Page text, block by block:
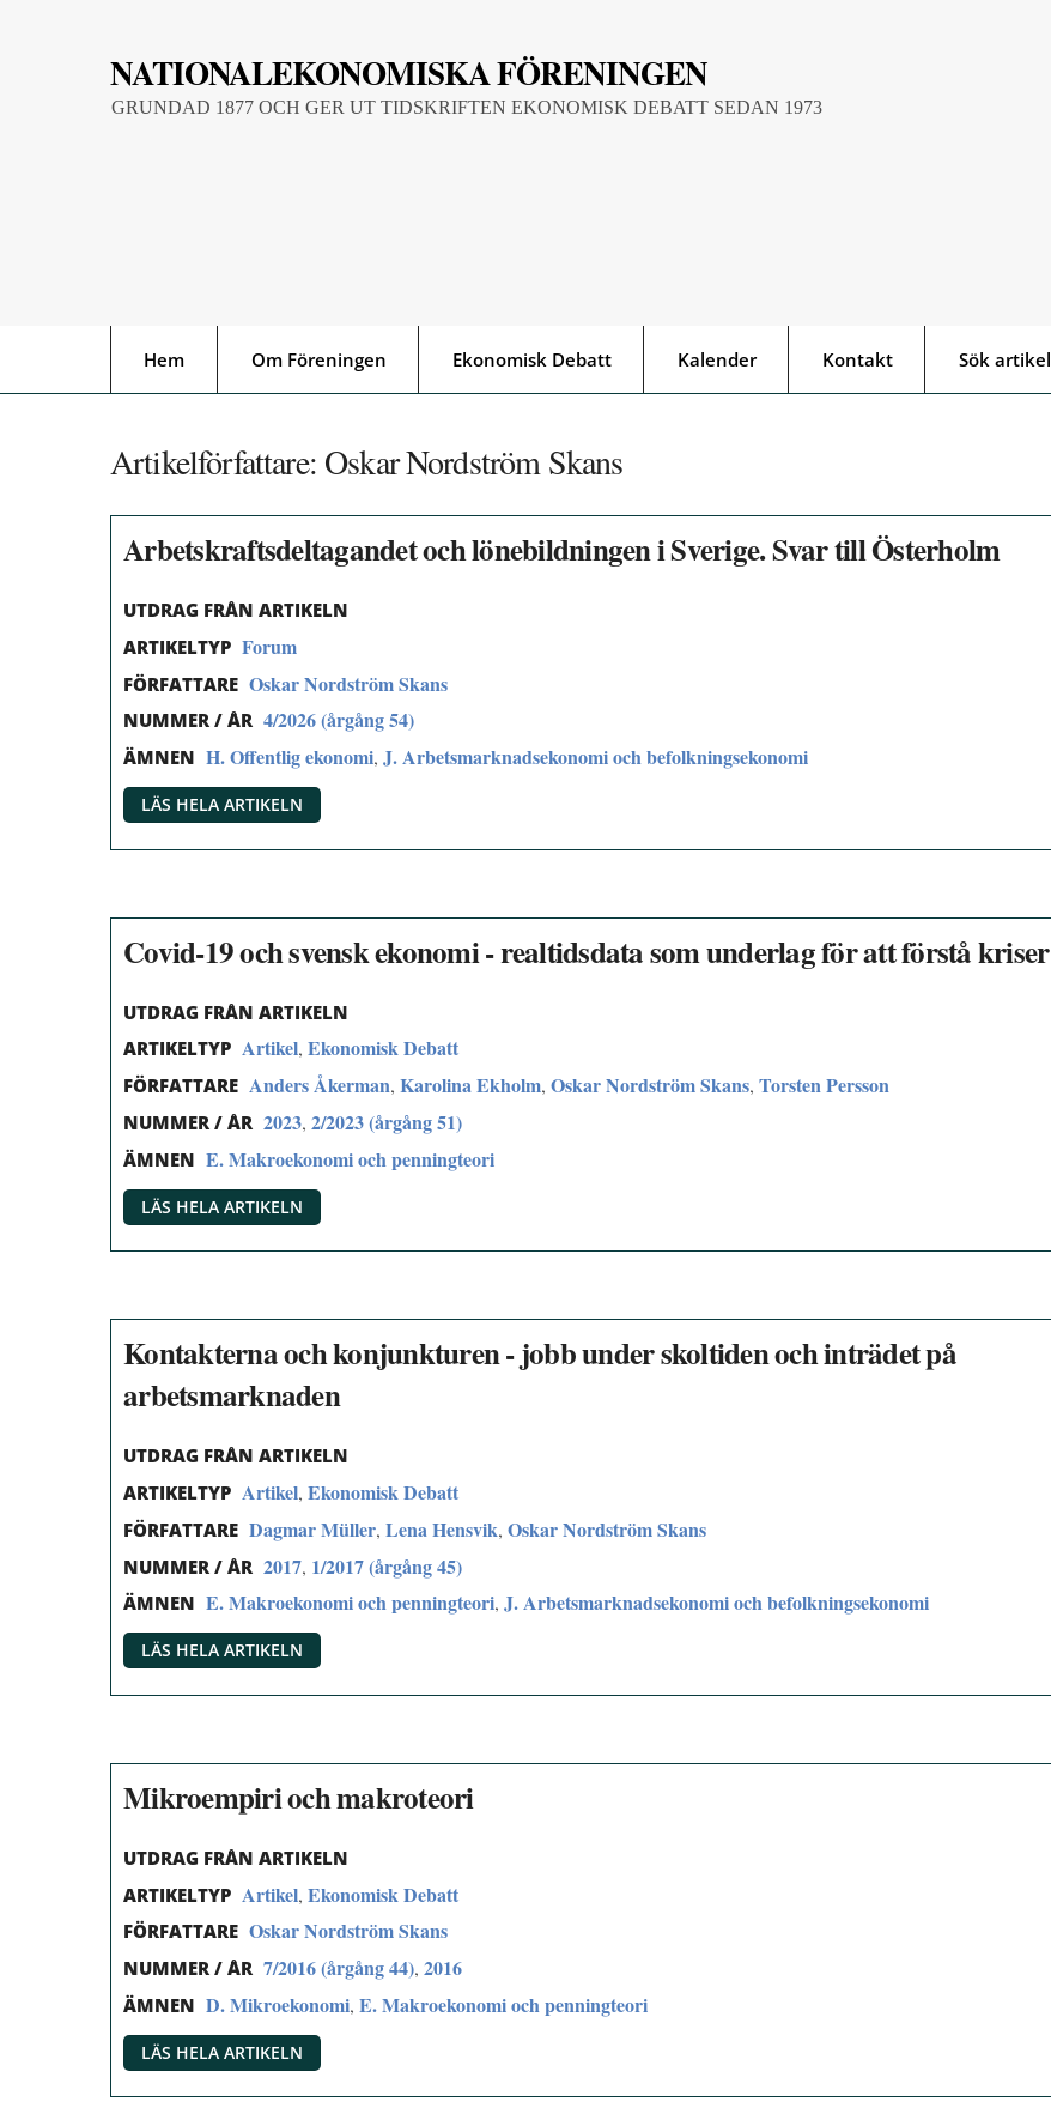
NATIONALEKONOMISKA FÖRENINGEN
GRUNDAD 1877 OCH GER UT TIDSKRIFTEN EKONOMISK DEBATT SEDAN 1973
Hem Om Föreningen Ekonomisk Debatt Kalender Kontakt Sök artikel
Artikelförfattare: Oskar Nordström Skans
Arbetskraftsdeltagandet och lönebildningen i Sverige. Svar till Österholm
UTDRAG FRÅN ARTIKELN
ARTIKELTYP Forum
FÖRFATTARE Oskar Nordström Skans
NUMMER / ÅR 4/2026 (årgång 54)
ÄMNEN H. Offentlig ekonomi, J. Arbetsmarknadsekonomi och befolkningsekonomi
LÄS HELA ARTIKELN
Covid-19 och svensk ekonomi - realtidsdata som underlag för att förstå kriser
UTDRAG FRÅN ARTIKELN
ARTIKELTYP Artikel, Ekonomisk Debatt
FÖRFATTARE Anders Åkerman, Karolina Ekholm, Oskar Nordström Skans, Torsten Persson
NUMMER / ÅR 2023, 2/2023 (årgång 51)
ÄMNEN E. Makroekonomi och penningteori
LÄS HELA ARTIKELN
Kontakterna och konjunkturen - jobb under skoltiden och inträdet på
arbetsmarknaden
UTDRAG FRÅN ARTIKELN
ARTIKELTYP Artikel, Ekonomisk Debatt
FÖRFATTARE Dagmar Müller, Lena Hensvik, Oskar Nordström Skans
NUMMER / ÅR 2017, 1/2017 (årgång 45)
ÄMNEN E. Makroekonomi och penningteori, J. Arbetsmarknadsekonomi och befolkningsekonomi
LÄS HELA ARTIKELN
Mikroempiri och makroteori
UTDRAG FRÅN ARTIKELN
ARTIKELTYP Artikel, Ekonomisk Debatt
FÖRFATTARE Oskar Nordström Skans
NUMMER / ÅR 7/2016 (årgång 44), 2016
ÄMNEN D. Mikroekonomi, E. Makroekonomi och penningteori
LÄS HELA ARTIKELN